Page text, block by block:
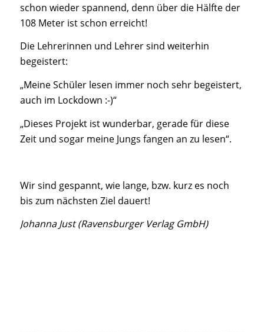
schon wieder spannend, denn über die Hälfte der
108 Meter ist schon erreicht!
Die Lehrerinnen und Lehrer sind weiterhin
begeistert:
„Meine Schüler lesen immer noch sehr begeistert,
auch im Lockdown :-)“
„Dieses Projekt ist wunderbar, gerade für diese
Zeit und sogar meine Jungs fangen an zu lesen“.
Wir sind gespannt, wie lange, bzw. kurz es noch
bis zum nächsten Ziel dauert!
Johanna Just (Ravensburger Verlag GmbH)